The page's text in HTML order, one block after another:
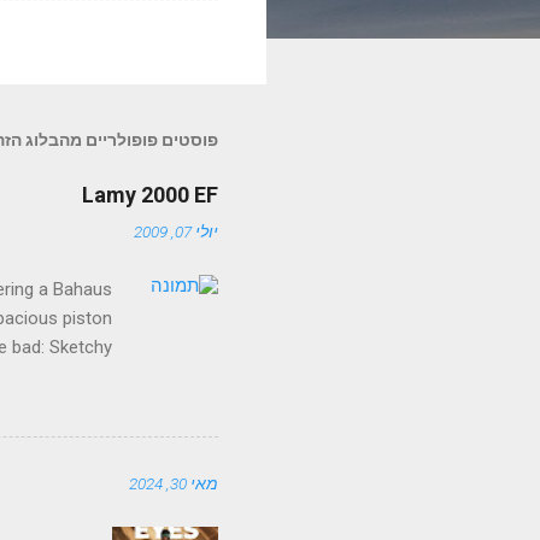
פוסטים פופולריים מהבלוג
Lamy 2000 EF
יולי 07, 2009
a Bahaus
piston
bad: Sketchy
an elderly
a letter with
מאי 30, 2024